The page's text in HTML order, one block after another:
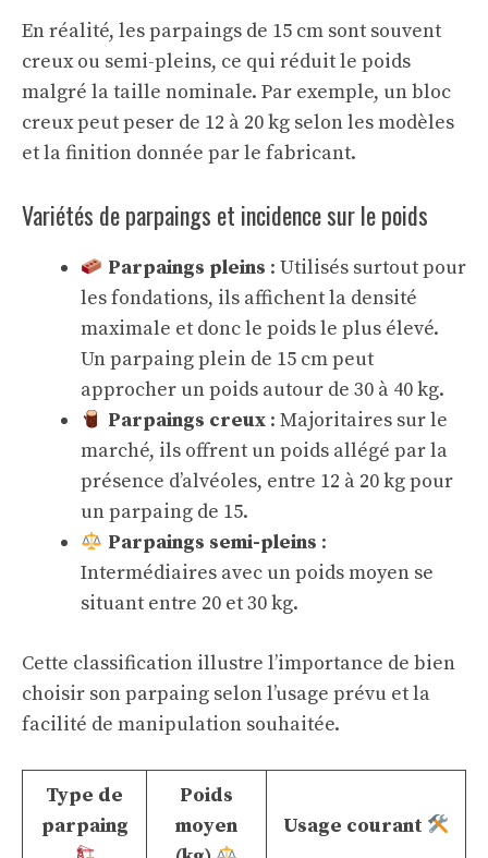
En réalité, les parpaings de 15 cm sont souvent
creux ou semi-pleins, ce qui réduit le poids
malgré la taille nominale. Par exemple, un bloc
creux peut peser de 12 à 20 kg selon les modèles
et la finition donnée par le fabricant.
Variétés de parpaings et incidence sur le poids
Parpaings pleins : Utilisés surtout pour
les fondations, ils affichent la densité
maximale et donc le poids le plus élevé.
Un parpaing plein de 15 cm peut
approcher un poids autour de 30 à 40 kg.
Parpaings creux: Majoritaires sur le
marché, ils offrent un poids allégé par la
présence d’alvéoles, entre 12 à 20 kg pour
un parpaing de 15.
Parpaings semi-pleins :
Intermédiaires avec un poids moyen se
situant entre 20 et 30 kg.
Cette classification illustre l’importance de bien
choisir son parpaing selon l’usage prévu et la
facilité de manipulation souhaitée.
Type de
parpaing
Poids
moyen
Usage courant